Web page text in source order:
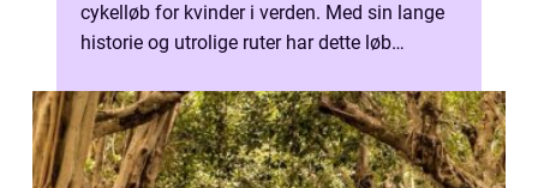
cykelløb for kvinder i verden. Med sin lange
historie og utrolige ruter har dette løb